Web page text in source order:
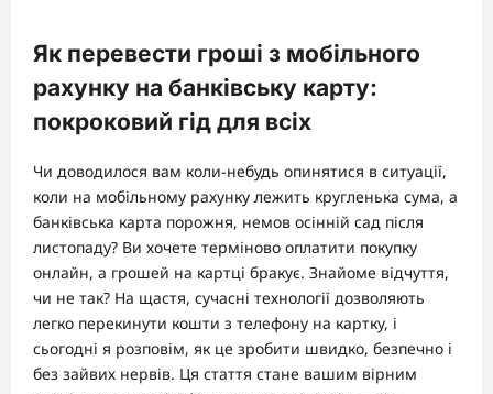
Як перевести гроші з мобільного
рахунку на банківську карту:
покроковий гід для всіх
Чи доводилося вам коли-небудь опинятися в ситуації,
коли на мобільному рахунку лежить кругленька сума, а
банківська карта порожня, немов осінній сад після
листопаду? Ви хочете терміново оплатити покупку
онлайн, а грошей на картці бракує. Знайоме відчуття,
чи не так? На щастя, сучасні технології дозволяють
легко перекинути кошти з телефону на картку, і
сьогодні я розповім, як це зробити швидко, безпечно і
без зайвих нервів. Ця стаття стане вашим вірним